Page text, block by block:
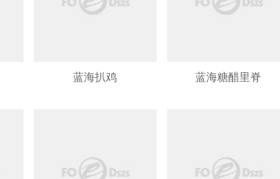
蓝海扒鸡 蓝海糖醋里脊